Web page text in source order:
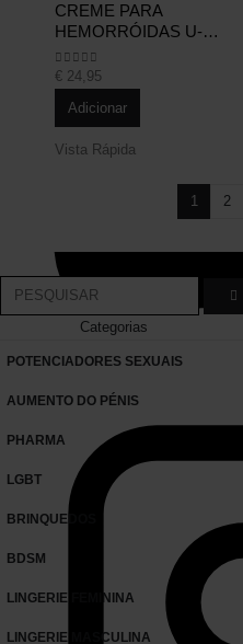
CREME PARA
HEMORRÓIDAS U-
HEMO (IRRITAÇÃO E
PREVENÇÃO) | 60 ML
0out of 5
€24,95
Adicionar
Vista Rápida
1 2
Categorias
POTENCIADORES SEXUAIS
AUMENTO DO PÉNIS
PHARMA
LGBT
BRINQUEDOS
BDSM
LINGERIE FEMININA
LINGERIE MASCULINA